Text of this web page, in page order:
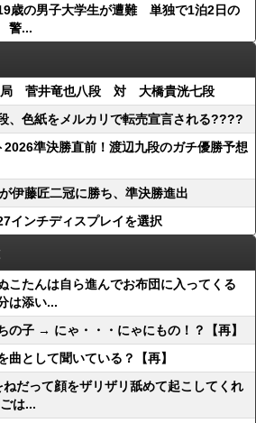
歳の男子大学生が遭難 単独で1泊2日の
警...
局 菅井竜也八段 対 大橋貴洸七段
、色紙をメルカリで転売宣言される????
準決勝直前！渡辺九段のガチ優勝予想
伊藤匠二冠に勝ち、準決勝進出
インチディスプレイを選択
こたんは自ら進んでお布団に入ってくる
は添い...
の子 → にゃ・・・にゃにもの！？【再】
曲として聞いている？【再】
だって顔をザリザリ舐めて起こしてくれ
は...